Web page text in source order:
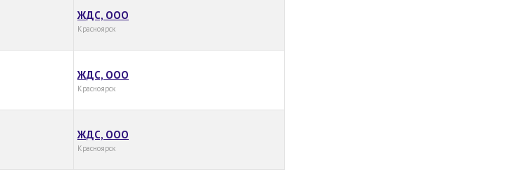
ЖДС, ООО
Красноярск
ЖДС, ООО
Красноярск
ЖДС, ООО
Красноярск